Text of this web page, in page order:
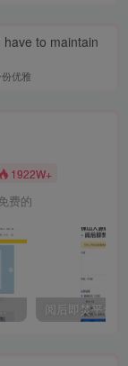
to maintain
优雅
1922W+
费的
mishop大米外贸商城系统133种语言版本